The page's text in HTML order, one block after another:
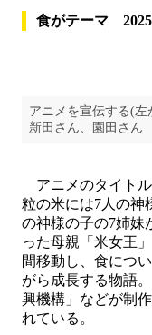
食がテーマ
アニメを宣伝する(左
新田さん、園田さん
アニメのタイト
粒の米には7人の神
の神様の子の7姉妹
った母親「米女王
間移動し、食につ
がら成長する物語
興機構」などが制
れている。